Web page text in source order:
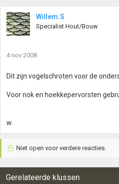
Willem.S
Specialist Hout/Bouw
4 nov 2008
Dit zijn vogelschroten voor de
Voor nok en hoekkepervorsten
w.
Niet open voor verdere reacties.
Gerelateerde klussen